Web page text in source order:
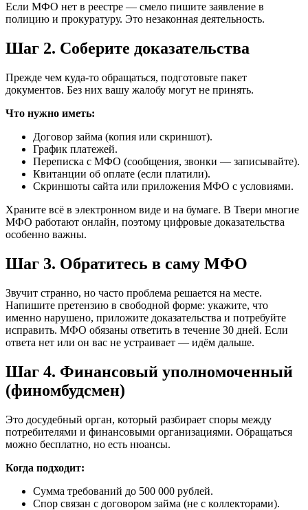
Если МФО нет в реестре — смело пишите заявление в
полицию и прокуратуру. Это незаконная деятельность.
Шаг 2. Соберите доказательства
Прежде чем куда-то обращаться, подготовьте пакет
документов. Без них вашу жалобу могут не принять.
Что нужно иметь:
Договор займа (копия или скриншот).
График платежей.
Переписка с МФО (сообщения, звонки — записывайте).
Квитанции об оплате (если платили).
Скриншоты сайта или приложения МФО с условиями.
Храните всё в электронном виде и на бумаге. В Твери многие
МФО работают онлайн, поэтому цифровые доказательства
особенно важны.
Шаг 3. Обратитесь в саму МФО
Звучит странно, но часто проблема решается на месте.
Напишите претензию в свободной форме: укажите, что
именно нарушено, приложите доказательства и потребуйте
исправить. МФО обязаны ответить в течение 30 дней. Если
ответа нет или он вас не устраивает — идём дальше.
Шаг 4. Финансовый уполномоченный
(финомбудсмен)
Это досудебный орган, который разбирает споры между
потребителями и финансовыми организациями. Обращаться
можно бесплатно, но есть нюансы.
Когда подходит:
Сумма требований до 500 000 рублей.
Спор связан с договором займа (не с коллекторами).